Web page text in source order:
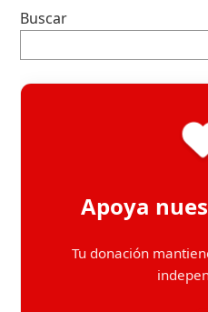
Buscar
Apoya
Tu donación